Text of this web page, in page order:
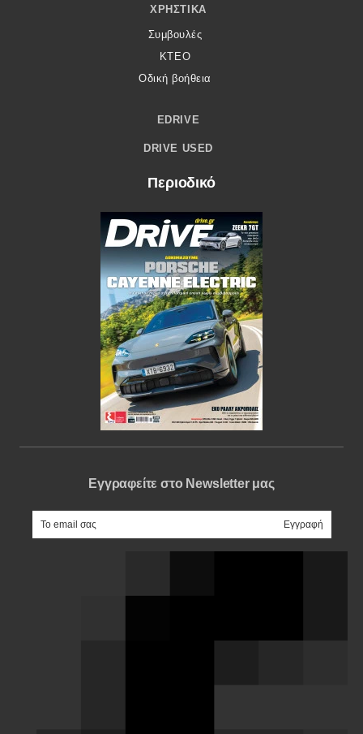
ΧΡΗΣΤΙΚΆ
Συμβουλές
ΚΤΕΟ
Οδική βοήθεια
EDRIVE
DRIVE USED
Περιοδικό
Εγγραφείτε στο Newsletter μας
e-mail